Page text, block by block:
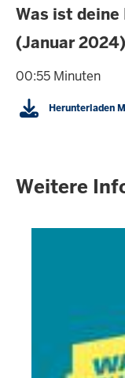
Was ist deine
(Januar 2024)
00:55 Minuten
Herunterladen
Weitere